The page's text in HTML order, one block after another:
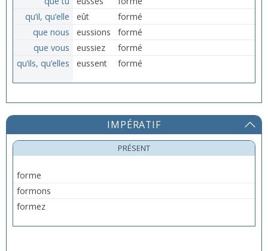
qu’il, qu’elle
eût
formé
que nous
eussions
formé
que vous
eussiez
formé
qu’ils, qu’elles
eussent formé
IMPÉRATIF
PRÉSENT
forme
formons
formez